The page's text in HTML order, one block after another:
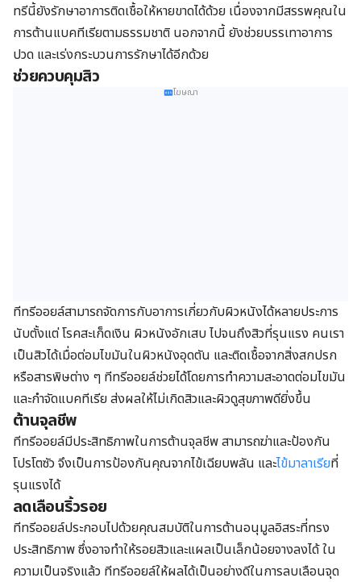
ทรีนี้ยังรักษาอาการติดเชื้อให้หายขาดได้ด้วย เนื่องจากมีสรรพคุณใน
การต้านแบคทีเรียตามธรรมชาติ นอกจากนี้ ยังช่วยบรรเทาอาการ
ปวด และเร่งกระบวนการรักษาได้อีกด้วย
ช่วยควบคุมสิว
โฆษณา
ทีทรีออยล์สามารถจัดการกับอาการเกี่ยวกับผิวหนังได้หลายประการ
นับตั้งแต่ โรคสะเก็ดเงิน ผิวหนังอักเสบ ไปจนถึงสิวที่รุนแรง คนเรา
เป็นสิวได้เมื่อต่อมไขมันในผิวหนังอุดตัน และติดเชื้อจากสิ่งสกปรก
หรือสารพิษต่าง ๆ ทีทรีออยล์ช่วยได้โดยการทำความสะอาดต่อมไขมัน
และกำจัดแบคทีเรีย ส่งผลให้ไม่เกิดสิวและผิวดูสุขภาพดียิ่งขึ้น
ต้านจุลชีพ
ทีทรีออยล์มีประสิทธิภาพในการต้านจุลชีพ สามารถฆ่าและป้องกัน
โปรโตซัว จึงเป็นการป้องกันคุณจากไข้เฉียบพลัน และไข้มาลาเรียที่
รุนแรงได้
ลดเลือนริ้วรอย
ทีทรีออยล์ประกอบไปด้วยคุณสมบัติในการต้านอนุมูลอิสระที่ทรง
ประสิทธิภาพ ซึ่งอาจทำให้รอยสิวและแผลเป็นเล็กน้อยจางลงได้ ใน
ความเป็นจริงแล้ว ทีทรีออยล์ให้ผลได้เป็นอย่างดีในการลบเลือนจุด